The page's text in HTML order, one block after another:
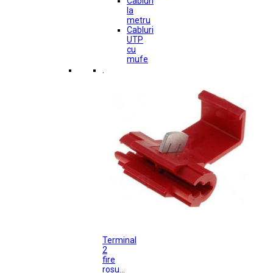
la
metru
Cabluri
UTP
cu
mufe
.
Terminal
2
fire
rosu...